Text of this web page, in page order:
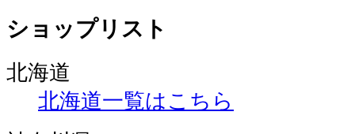
ショップリスト
北海道
北海道一覧はこちら